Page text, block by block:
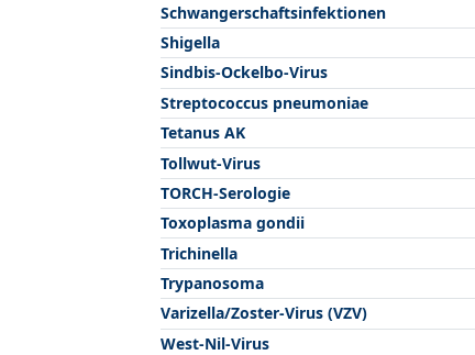
Schwangerschaftsinfektionen
Shigella
Sindbis-Ockelbo-Virus
Streptococcus pneumoniae
Tetanus AK
Tollwut-Virus
TORCH-Serologie
Toxoplasma gondii
Trichinella
Trypanosoma
Varizella/Zoster-Virus (VZV)
West-Nil-Virus